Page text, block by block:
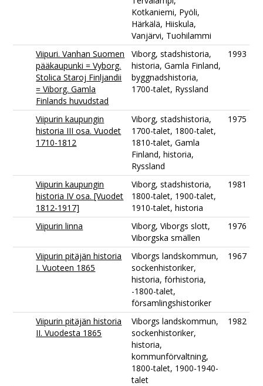
Kotkaniemi, Pyöli,
Härkälä, Hiiskula,
Vanjärvi, Tuohilammi
Viipuri. Vanhan Suomen
pääkaupunki = Vyborg.
Stolica Staroj Finljandii
= Viborg. Gamla
Finlands huvudstad
Viborg, stadshistoria,
historia, Gamla Finland,
byggnadshistoria,
1700-talet, Ryssland
1993
Viipurin kaupungin
historia III osa. Vuodet
1710-1812
Viborg, stadshistoria,
1700-talet, 1800-talet,
1810-talet, Gamla
Finland, historia,
Ryssland
1975
Viipurin kaupungin
historia IV osa. [Vuodet
1812-1917]
Viborg, stadshistoria,
1800-talet, 1900-talet,
1910-talet, historia
1981
Viipurin linna
Viborg, Viborgs slott,
Viborgska smällen
1976
Viipurin pitäjän historia
I. Vuoteen 1865
Viborgs landskommun,
sockenhistoriker,
historia, förhistoria,
-1800-talet,
församlingshistoriker
1967
Viipurin pitäjän historia
II. Vuodesta 1865
Viborgs landskommun,
sockenhistoriker,
historia,
kommunförvaltning,
1800-talet, 1900-1940-
talet
1982